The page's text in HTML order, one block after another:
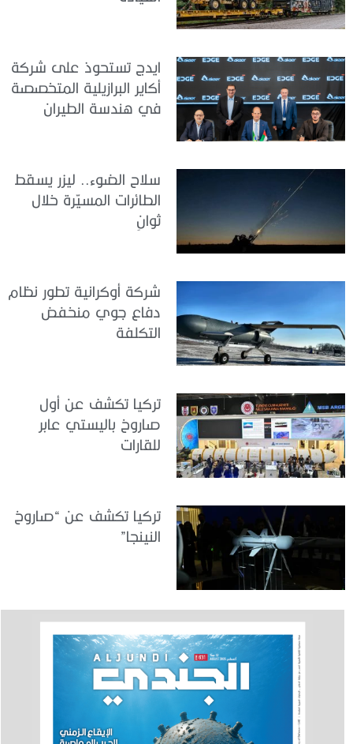
ايدج تستحوذ على شركة
أكاير البرازيلية المتخصصة
في هندسة الطيران
سلاح الضوء.. ليزر يسقط
الطائرات المسيّرة خلال
ثوانٍ
شركة أوكرانية تطور نظام
دفاع جوي منخفض
التكلفة
تركيا تكشف عن أول
صاروخ باليستي عابر
للقارات
تركيا تكشف عن “صاروخ
النينجا”